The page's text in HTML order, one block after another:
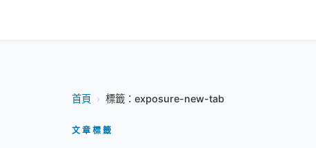
首頁 › 標籤：exposure-new-tab
文章標籤